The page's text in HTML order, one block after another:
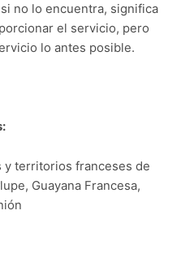
no lo encuentra, significa
el servicio, pero
lo antes posible.
y territorios franceses de
Guayana Francesa,